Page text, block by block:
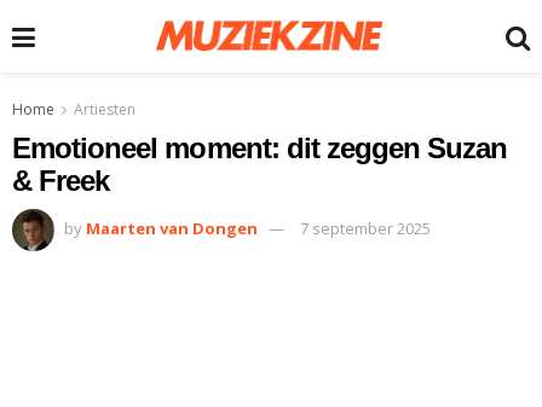
Home Artiesten
Emotioneel moment: dit zeggen Suzan
& Freek
by Maarten van Dongen 7 september 2025